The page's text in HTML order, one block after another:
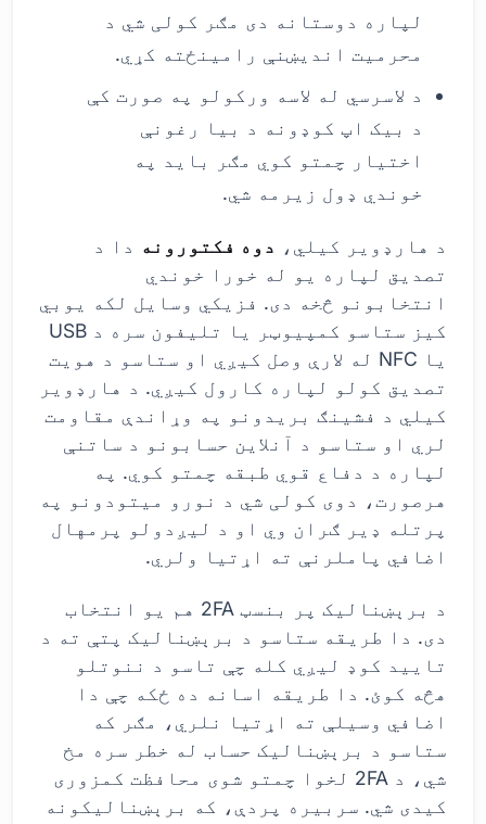
لپاره دوستانه دی مګر کولی شي د
محرمیت اندیښنې رامینځته کړي.
د لاسرسي له لاسه ورکولو په صورت کې
د بیک اپ کوډونه د بیا رغونې
اختیار چمتو کوي مګر باید په
خوندي ډول زیرمه شي.
د هارډویر کیلي، دوه فکتورونه دا د
تصدیق لپاره یو له خورا خوندي
انتخابونو څخه دی. فزیکي وسایل لکه یوبي
کیز ستاسو کمپیوټر یا تلیفون سره د USB
یا NFC له لارې وصل کیږي او ستاسو د هویت
تصدیق کولو لپاره کارول کیږي. د هارډویر
کیلي د فشینګ بریدونو په وړاندې مقاومت
لري او ستاسو د آنلاین حسابونو د ساتنې
لپاره د دفاع قوي طبقه چمتو کوي. په
هرصورت، دوی کولی شي د نورو میتودونو په
پرتله ډیر ګران وي او د لیږدولو پرمهال
اضافي پاملرنې ته اړتیا ولري.
د برېښنالیک پر بنسټ 2FA هم یو انتخاب
دی. دا طریقه ستاسو د برېښنالیک پتې ته د
تایید کوډ لیږي کله چې تاسو د ننوتلو
هڅه کوئ. دا طریقه اسانه ده ځکه چې دا
اضافي وسیلې ته اړتیا نلري، مګر که
ستاسو د برېښنالیک حساب له خطر سره مخ
شي، د 2FA لخوا چمتو شوی محافظت کمزوری
کیدی شي. سربیره پردې، که برېښنالیکونه